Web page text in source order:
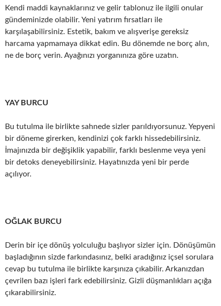
Kendi maddi kaynaklarınız ve gelir tablonuz ile ilgili onular
gündeminizde olabilir. Yeni yatırım fırsatları ile
karşılaşabilirsiniz. Estetik, bakım ve alışverişe gereksiz
harcama yapmamaya dikkat edin. Bu dönemde ne borç alın,
ne de borç verin. Ayağınızı yorganınıza göre uzatın.
YAY BURCU
Bu tutulma ile birlikte sahnede sizler parıldıyorsunuz. Yepyeni
bir döneme girerken, kendinizi çok farklı hissedebilirsiniz.
İmajınızda bir değişiklik yapabilir, farklı beslenme veya yeni
bir detoks deneyebilirsiniz. Hayatınızda yeni bir perde
açılıyor.
OĞLAK BURCU
Derin bir içe dönüş yolculuğu başlıyor sizler için. Dönüşümün
başladığının sizde farkındasınız, belki aradığınız içsel sorulara
cevap bu tutulma ile birlikte karşınıza çıkabilir. Arkanızdan
çevrilen bazı işleri fark edebilirsiniz. Gizli düşmanlıkları açığa
çıkarabilirsiniz.